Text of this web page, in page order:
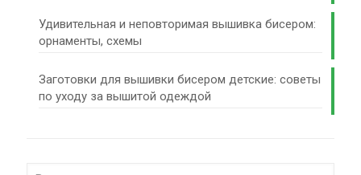
Удивительная и неповторимая вышивка бисером:
орнаменты, схемы
Заготовки для вышивки бисером детские: советы
по уходу за вышитой одеждой